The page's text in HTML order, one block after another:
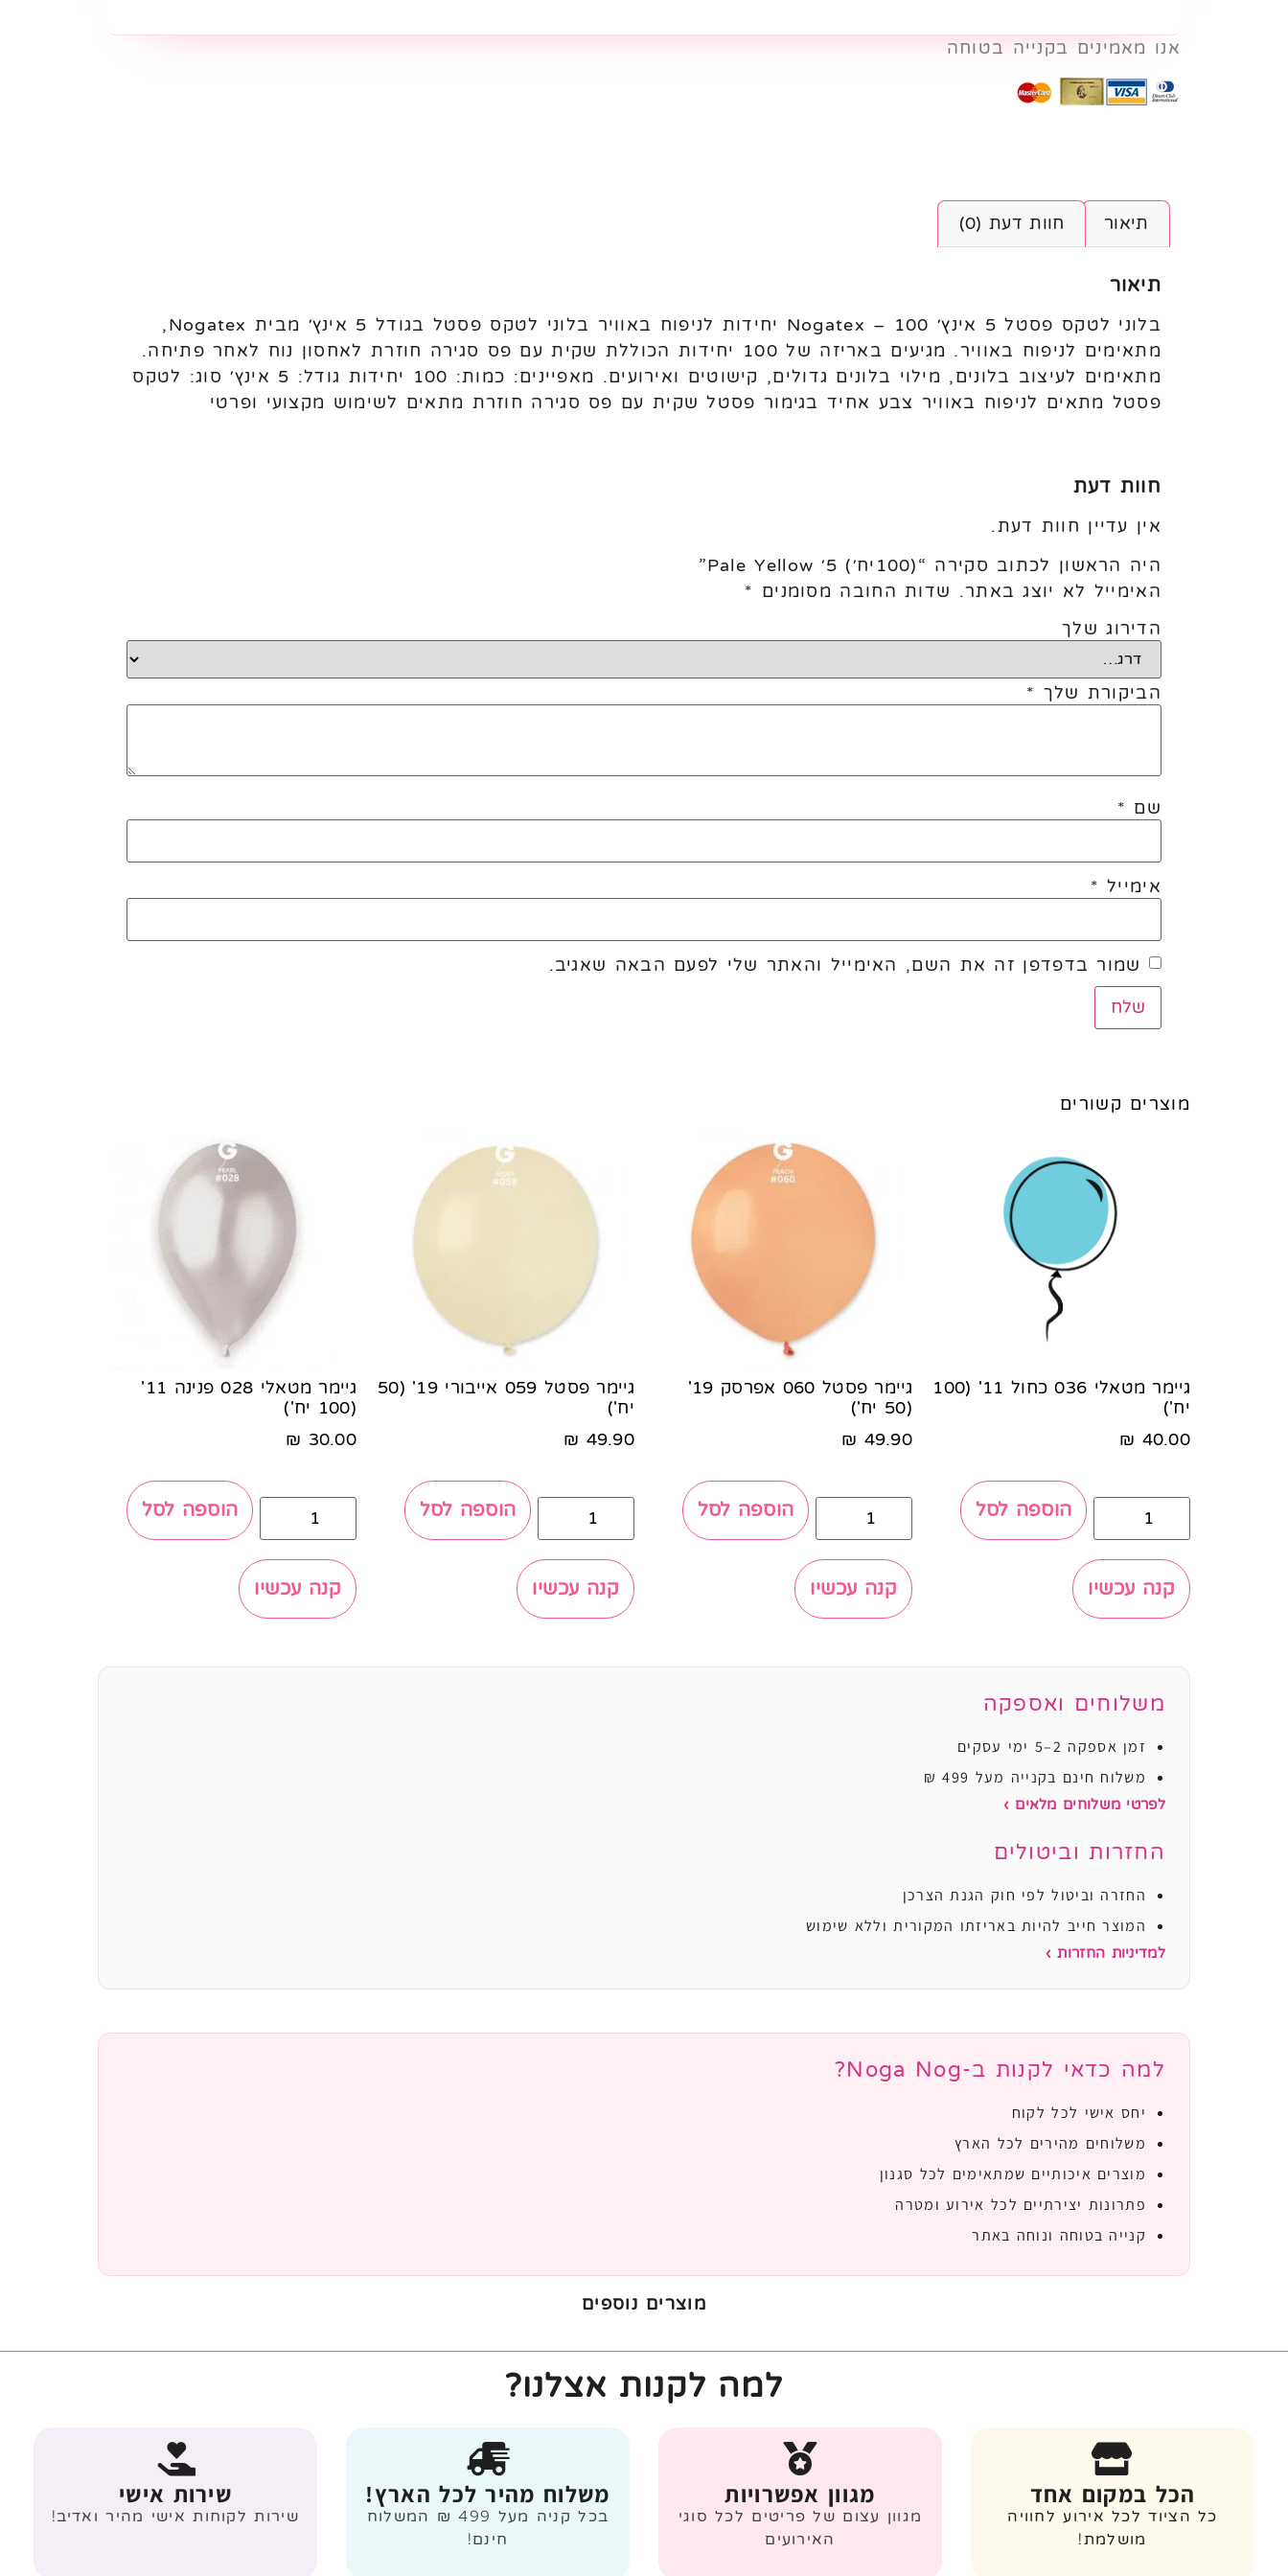
אנו מאמינים בקנייה בטוחה
תיאור חוות דעת (0)
תיאור
בלוני לטקס פסטל 5 אינץ׳ Nogatex – 100 יחידות לניפוח באוויר בלוני לטקס פסטל בגודל 5 אינץ׳ מבית Nogatex,
מתאימים לניפוח באוויר. מגיעים באריזה של 100 יחידות הכוללת שקית עם פס סגירה חוזרת לאחסון נוח לאחר פתיחה.
מתאימים לעיצוב בלונים, מילוי בלונים גדולים, קישוטים ואירועים. מאפיינים: כמות: 100 יחידות גודל: 5 אינץ׳ סוג: לטקס
פסטל מתאים לניפוח באוויר צבע אחיד בגימור פסטל שקית עם פס סגירה חוזרת מתאים לשימוש מקצועי ופרטי
חוות דעת
אין עדיין חוות דעת.
היה הראשון לכתוב סקירה “(100יח׳) 5׳ Pale Yellow”
האימייל לא יוצג באתר. שדות החובה מסומנים *
הדירוג שלך
הביקורת שלך *
שם *
אימייל *
שמור בדפדפן זה את השם, האימייל והאתר שלי לפעם הבאה שאגיב.
מוצרים קשורים
גיימר מטאלי 036 כחול 11' (100
יח')
40.00
₪
הוספה לסל
קנה עכשיו
גיימר פסטל 060 אפרסק 19'
(50 יח')
49.90
₪
הוספה לסל
קנה עכשיו
גיימר פסטל 059 אייבורי 19' (50
יח')
49.90
₪
הוספה לסל
קנה עכשיו
גיימר מטאלי 028 פנינה 11'
(100 יח')
30.00
₪
הוספה לסל
קנה עכשיו
משלוחים ואספקה
זמן אספקה 2–5 ימי עסקים
משלוח חינם בקנייה מעל 499 ₪
לפרטי משלוחים מלאים ›
החזרות וביטולים
החזרה וביטול לפי חוק הגנת הצרכן
המוצר חייב להיות באריזתו המקורית וללא שימוש
למדיניות החזרות ›
למה כדאי לקנות ב-Noga Nog?
יחס אישי לכל לקוח
משלוחים מהירים לכל הארץ
מוצרים איכותיים שמתאימים לכל סגנון
פתרונות יצירתיים לכל אירוע ומטרה
קנייה בטוחה ונוחה באתר
מוצרים נוספים
למה לקנות אצלנו?
הכל במקום אחד
כל הציוד לכל אירוע לחוויה
מושלמת!
מגוון אפשרויות
מגוון עצום של פריטים לכל סוגי
האירועים
משלוח מהיר לכל הארץ!
בכל קניה מעל 499 ₪ המשלוח
חינם!
שירות אישי
שירות לקוחות אישי מהיר ואדיב!